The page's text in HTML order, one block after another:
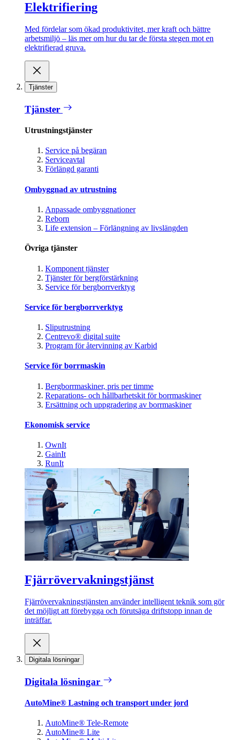
Elektrifiering
Med fördelar som ökad produktivitet, mer kraft och bättre
arbetsmiljö – läs mer om hur du tar de första stegen mot en
elektrifierad gruva.
Tjänster
Tjänster
Utrustningstjänster
Service på begäran
Serviceavtal
Förlängd garanti
Ombyggnad av utrustning
Anpassade ombyggnationer
Reborn
Life extension – Förlängning av livslängden
Övriga tjänster
Komponent tjänster
Tjänster för bergförstärkning
Service för bergborrverktyg
Service för bergborrverktyg
Sliputrustning
Centrevo® digital suite
Program för återvinning av Karbid
Service för borrmaskin
Bergborrmaskiner, pris per timme
Reparations- och hållbarhetskit för borrmaskiner
Ersättning och uppgradering av borrmaskiner
Ekonomisk service
OwnIt
GainIt
RunIt
Fjärrövervakningstjänst
Fjärrövervakningstjänsten använder intelligent teknik som gör
det möjligt att förebygga och förutsäga driftstopp innan de
inträffar.
Digitala lösningar
Digitala lösningar
AutoMine® Lastning och transport under jord
AutoMine® Tele-Remote
AutoMine® Lite